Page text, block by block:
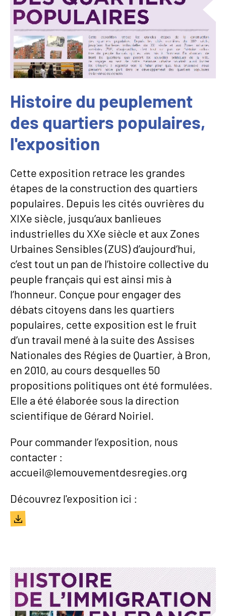
Histoire du peuplement
des quartiers populaires,
l'exposition
Cette exposition retrace les grandes
étapes de la construction des quartiers
populaires. Depuis les cités ouvrières du
XIXe siècle, jusqu’aux banlieues
industrielles du XXe siècle et aux Zones
Urbaines Sensibles (ZUS) d’aujourd’hui,
c’est tout un pan de l’histoire collective du
peuple français qui est ainsi mis à
l’honneur. Conçue pour engager des
débats citoyens dans les quartiers
populaires, cette exposition est le fruit
d’un travail mené à la suite des Assises
Nationales des Régies de Quartier, à Bron,
en 2010, au cours desquelles 50
propositions politiques ont été formulées.
Elle a été élaborée sous la direction
scientifique de Gérard Noiriel.
Pour commander l’exposition, nous
contacter :
accueil@lemouvementdesregies.org
Découvrez l'exposition ici :
Document